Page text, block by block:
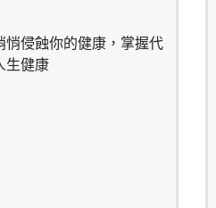
悄侵蝕你的健康，掌握代
生健康